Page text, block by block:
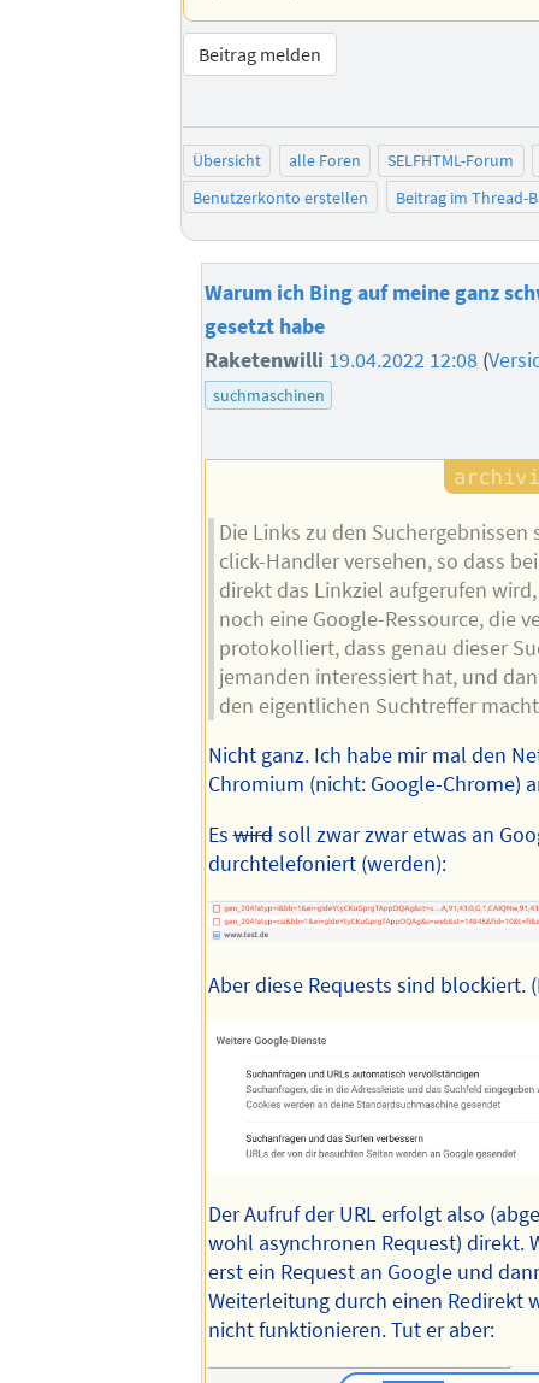
Beitrag melden
Übersicht alle Foren
SELFHTML-Forum
Benutzerkonto erstellen
Beitrag im Thread-
Warum ich Bing auf meine ganz
gesetzt habe
Raketenwilli 19.04.2022 12:08 (
suchmaschinen
Die Links zu den
click-Handler versehen, so dass
direkt das Linkziel aufgerufen
noch eine Google-Ressource, die
protokolliert, dass genau dieser
jemanden interessiert hat, und
den eigentlichen Suchtreffer
Nicht ganz. Ich habe mir mal den
Chromium (nicht: Google-Chrome)
Eswirdsoll zwar zwar etwas an
durchtelefoniert (werden):
Aber diese Requests sind blockiert.
Der Aufruf der URL erfolgt also
wohl asynchronen Request) direkt.
erst ein Request an Google und
Weiterleitung durch einen Redirekt
nicht funktionieren. Tut er aber: